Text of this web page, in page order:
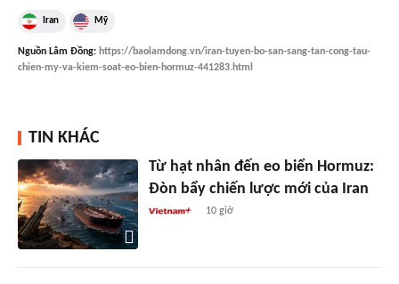
Iran Mỹ
Nguồn Lâm Đồng: https://baolamdong.vn/iran-tuyen-bo-san-sang-tan-cong-tau-
chien-my-va-kiem-soat-eo-bien-hormuz-441283.html
TIN KHÁC
Từ hạt nhân đến eo biển Hormuz:
Đòn bẩy chiến lược mới của Iran
10 giờ